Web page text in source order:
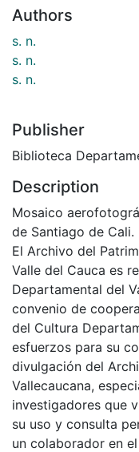
Authors
s. n.
s. n.
s. n.
Publisher
Biblioteca
Description
Mosaico
de Santiago de Cali.
El Archivo del
Valle del Cauca es
Departamental del
convenio de
del Cultura
esfuerzos para su
divulgación del
Vallecaucana,
investigadores que
su uso y consulta
un colaborador en